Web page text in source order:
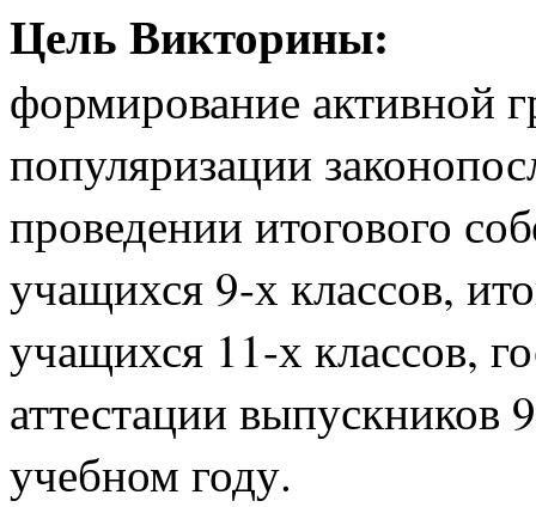
Цель Викторины:
формирование активной
популяризации
проведении итогового
учащихся 9-х классов,
учащихся 11-х классов,
аттестации выпускников
учебном году.